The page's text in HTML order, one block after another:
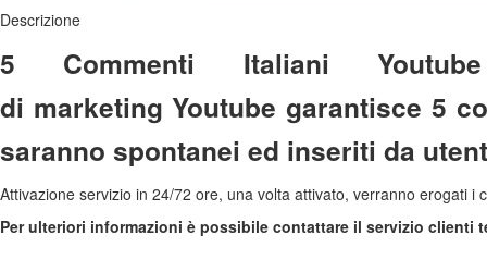
Descrizione
5 Commenti Italiani
di marketing Youtube garantisce 5
saranno spontanei ed inseriti da
Attivazione servizio in 24/72 ore, una volta attivato, verranno erogati
Per ulteriori informazioni è possibile contattare il servizio clienti